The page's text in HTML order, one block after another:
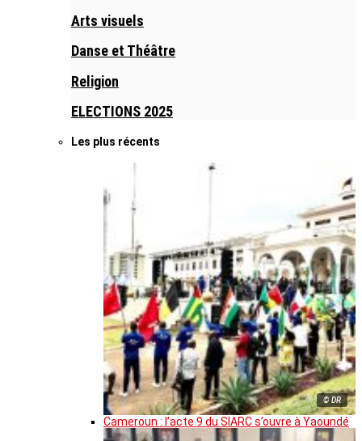
Arts visuels
Danse et Théâtre
Religion
ELECTIONS 2025
Les plus récents
© DR
Cameroun : l’acte 9 du SIARC s’ouvre à Yaoundé